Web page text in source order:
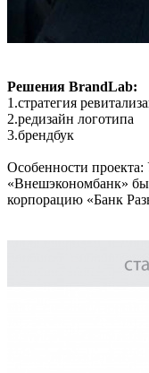
Решения BrandLab:
1.стратегия
2.редизайн логотипа
3.брендбук
Особенности
«Внешэкономбанк»
корпорацию «Банк